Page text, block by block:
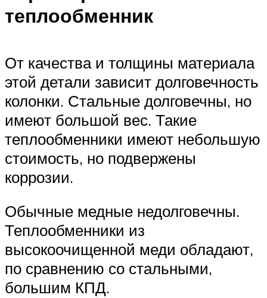
теплообменник
От качества и толщины материала
этой детали зависит долговечность
колонки. Стальные долговечны, но
имеют большой вес. Такие
теплообменники имеют небольшую
стоимость, но подвержены
коррозии.
Обычные медные недолговечны.
Теплообменники из
высокоочищенной меди обладают,
по сравнению со стальными,
большим КПД.